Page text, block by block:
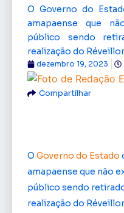
O Governo do
amapaense que
público sendo
realização do
dezembro 19, 2023
Compartilhar
O Governo do Estado
amapaense que não
público sendo
realização do